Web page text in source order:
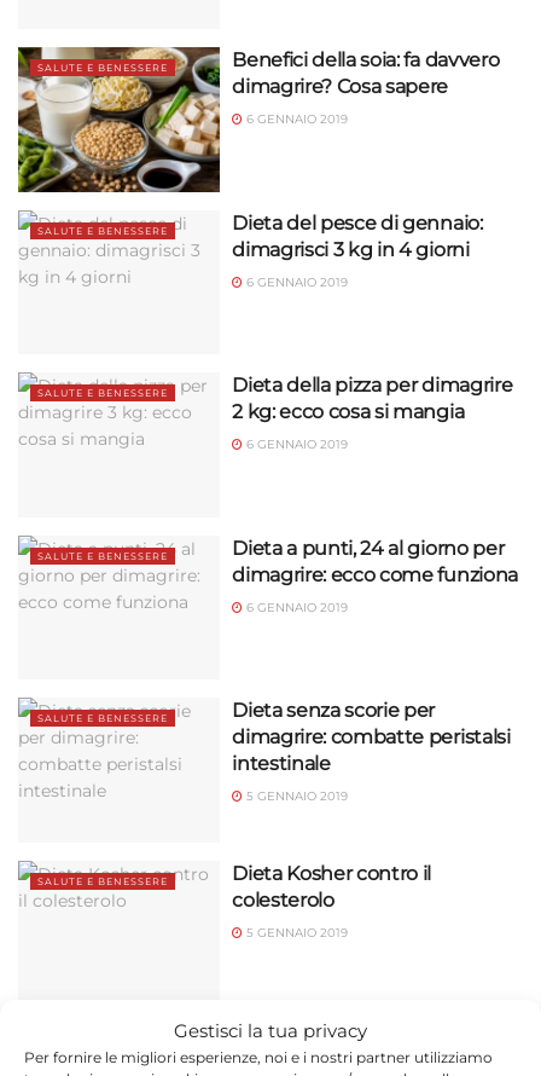
Gestisci la tua privacy
Per fornire le migliori esperienze, noi e i nostri partner utilizziamo
SALUTE E BENESSERE
Benefici della soia: fa davvero
dimagrire? Cosa sapere
6 GENNAIO 2019
SALUTE E BENESSERE
Dieta del pesce di gennaio:
dimagrisci 3 kg in 4 giorni
6 GENNAIO 2019
SALUTE E BENESSERE
Dieta della pizza per dimagrire
2 kg: ecco cosa si mangia
6 GENNAIO 2019
SALUTE E BENESSERE
Dieta a punti, 24 al giorno per
dimagrire: ecco come funziona
6 GENNAIO 2019
SALUTE E BENESSERE
Dieta senza scorie per
dimagrire: combatte peristalsi
intestinale
5 GENNAIO 2019
SALUTE E BENESSERE
Dieta Kosher contro il
colesterolo
5 GENNAIO 2019
Dieta hmr per dimagrire:
programma e menù